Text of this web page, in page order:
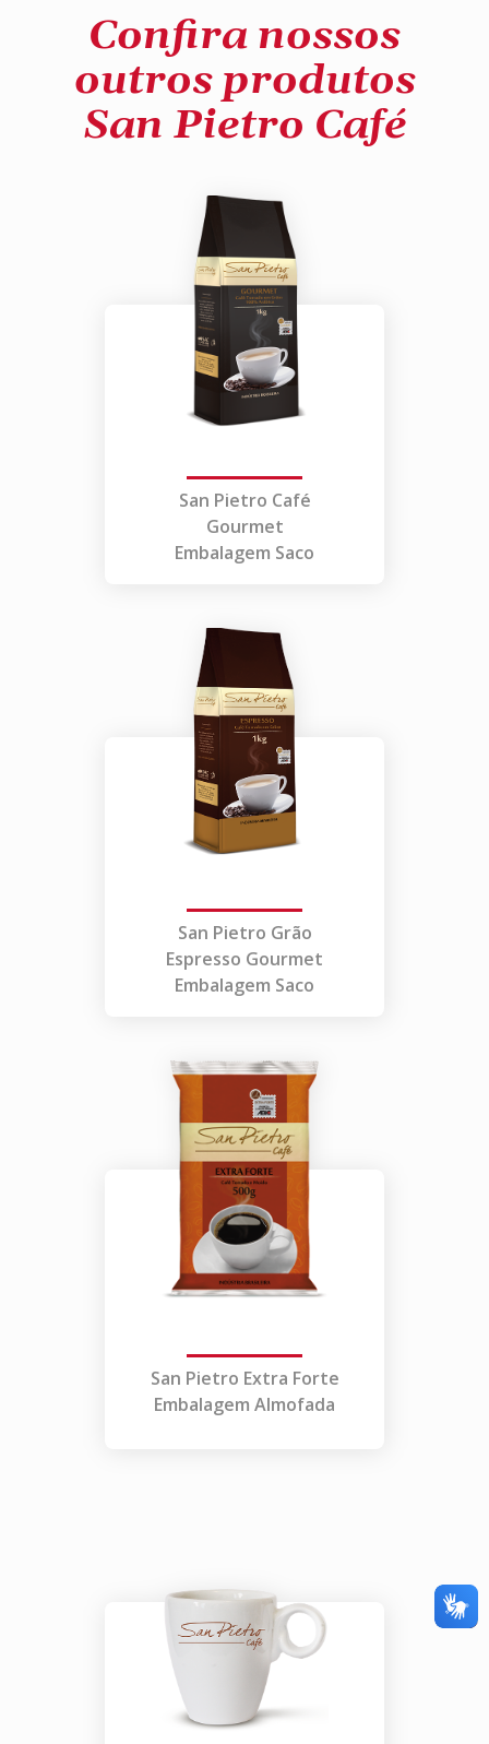
Confira nossos
outros produtos
San Pietro Café
San Pietro Café
Gourmet
Embalagem Saco
San Pietro Grão
Espresso Gourmet
Embalagem Saco
San Pietro Extra Forte
Embalagem Almofada